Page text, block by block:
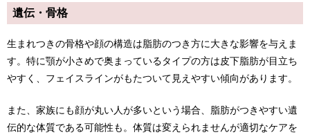
遺伝・骨格
生まれつきの骨格や顔の構造は脂肪のつき方に大きな影響を与えま
す。特に顎が小さめで奥まっているタイプの方は皮下脂肪が目立ち
やすく、フェイスラインがもたついて見えやすい傾向があります。
また、家族にも顔が丸い人が多いという場合、脂肪がつきやすい遺
伝的な体質である可能性も。体質は変えられませんが適切なケアを